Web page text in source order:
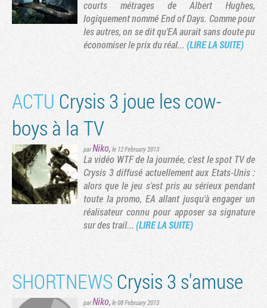
courts métrages de Albert Hughes,
logiquement nommé End of Days. Comme pour
les autres, on se dit qu'EA aurait sans doute pu
économiser le prix du réal... (LIRE LA SUITE)
ACTU Crysis 3 joue les cow-
boys à la TV
parNiko, le 12 February 2013
La vidéo WTF de la journée, c'est le spot TV de
Crysis 3 diffusé actuellement aux Etats-Unis :
alors que le jeu s'est pris au sérieux pendant
toute la promo, EA allant jusqu'à engager un
réalisateur connu pour apposer sa signature
sur des trail... (LIRE LA SUITE)
SHORTNEWS Crysis 3 s'amuse
parNiko, le 08 February 2013